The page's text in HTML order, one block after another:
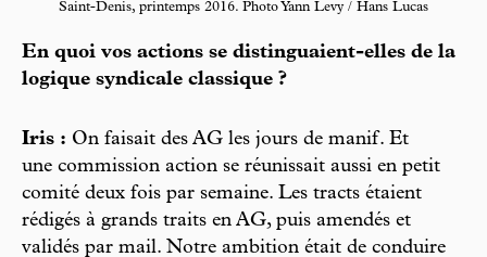
Saint-Denis, printemps 2016. Photo Yann Levy / Hans Lucas
En quoi vos actions se distinguaient-elles de la
logique syndicale classique ?
Iris : On faisait des AG les jours de manif. Et
une commission action se réunissait aussi en petit
comité deux fois par semaine. Les tracts étaient
rédigés à grands traits en AG, puis amendés et
validés par mail. Notre ambition était de conduire